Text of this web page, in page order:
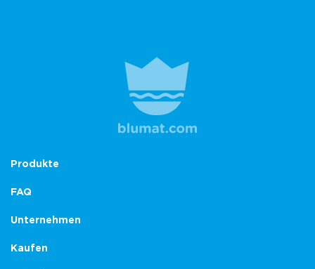
Produkte
FAQ
Unternehmen
Kaufen